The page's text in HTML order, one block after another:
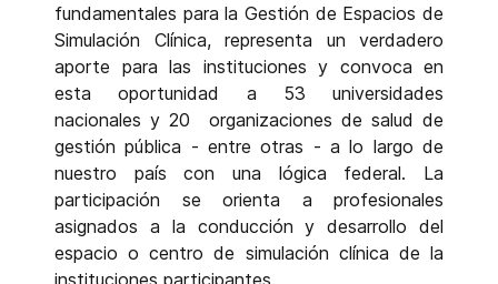
fundamentales para la Gestión de Espacios de
Simulación Clínica, representa un verdadero
aporte para las instituciones y convoca en
esta oportunidad a 53 universidades
nacionales y 20 organizaciones de salud de
gestión pública - entre otras - a lo largo de
nuestro país con una lógica federal. La
participación se orienta a profesionales
asignados a la conducción y desarrollo del
espacio o centro de simulación clínica de la
instituciones participantes.